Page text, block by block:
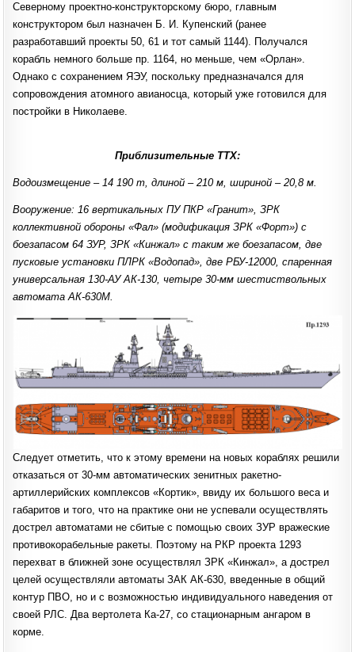
Северному проектно-конструкторскому бюро, главным
конструктором был назначен Б. И. Купенский (ранее
разработавший проекты 50, 61 и тот самый 1144). Получался
корабль немного больше пр. 1164, но меньше, чем «Орлан».
Однако с сохранением ЯЭУ, поскольку предназначался для
сопровождения атомного авианосца, который уже готовился для
постройки в Николаеве.
Приблизительные ТТХ:
Водоизмещение – 14 190 т, длиной – 210 м, шириной – 20,8 м.
Вооружение: 16 вертикальных ПУ ПКР «Гранит», ЗРК
коллективной обороны «Фал» (модификация ЗРК «Форт») с
боезапасом 64 ЗУР, ЗРК «Кинжал» с таким же боезапасом, две
пусковые установки ПЛРК «Водопад», две РБУ-12000, спаренная
универсальная 130-АУ АК-130, четыре 30-мм шестиствольных
автомата АК-630М.
Следует отметить, что к этому времени на новых кораблях решили
отказаться от 30-мм автоматических зенитных ракетно-
артиллерийских комплексов «Кортик», ввиду их большого веса и
габаритов и того, что на практике они не успевали осуществлять
дострел автоматами не сбитые с помощью своих ЗУР вражеские
противокорабельные ракеты. Поэтому на РКР проекта 1293
перехват в ближней зоне осуществлял ЗРК «Кинжал», а дострел
целей осуществляли автоматы ЗАК АК-630, введенные в общий
контур ПВО, но и с возможностью индивидуального наведения от
своей РЛС. Два вертолета Ка-27, со стационарным ангаром в
корме.